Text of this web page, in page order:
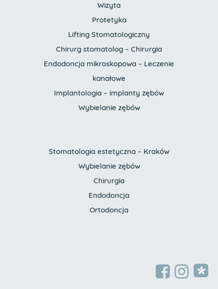
Wizyta
Protetyka
Lifting Stomatologiczny
Chirurg stomatolog – Chirurgia
Endodoncja mikroskopowa – Leczenie
kanałowe
Implantologia – implanty zębów
Wybielanie zębów
Stomatologia estetyczna – Kraków
Wybielanie zębów
Chirurgia
Endodoncja
Ortodoncja